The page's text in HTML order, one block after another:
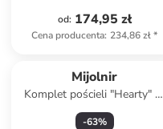
od: 174,95 zł
Cena producenta: 234,86 zł*
Mijolnir
Komplet pościeli "Hearty" w
kolorze biało-czerwonym
-63%